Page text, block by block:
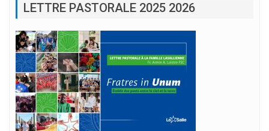
LETTRE PASTORALE 2025 2026